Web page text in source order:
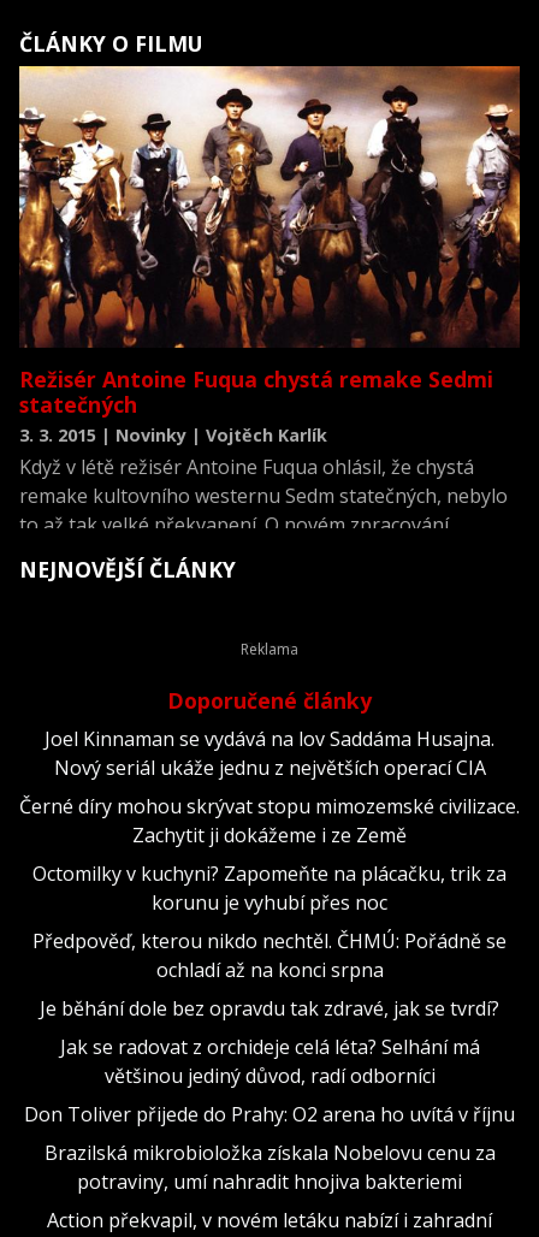
ČLÁNKY O FILMU
Režisér Antoine Fuqua chystá remake Sedmi
statečných
3. 3. 2015 | Novinky | Vojtěch Karlík
Když v létě režisér Antoine Fuqua ohlásil, že chystá
remake kultovního westernu Sedm statečných, nebylo
to až tak velké překvapení. O novém zpracování
slavného filmu se vlastně mluví neustále a bylpo jen
otázkou času, kdo se díla ujme. Nyní začíná být i
NEJNOVĚJŠÍ ČLÁNKY
Doporučené články
Joel Kinnaman se vydává na lov Saddáma Husajna.
Nový seriál ukáže jednu z největších operací CIA
Černé díry mohou skrývat stopu mimozemské civilizace.
Zachytit ji dokážeme i ze Země
Octomilky v kuchyni? Zapomeňte na plácačku, trik za
korunu je vyhubí přes noc
Předpověď, kterou nikdo nechtěl. ČHMÚ: Pořádně se
ochladí až na konci srpna
Je běhání dole bez opravdu tak zdravé, jak se tvrdí?
Jak se radovat z orchideje celá léta? Selhání má
většinou jediný důvod, radí odborníci
Don Toliver přijede do Prahy: O2 arena ho uvítá v říjnu
Brazilská mikrobioložka získala Nobelovu cenu za
potraviny, umí nahradit hnojiva bakteriemi
Action překvapil, v novém letáku nabízí i zahradní